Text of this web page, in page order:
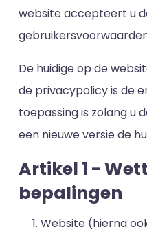
website accepteert u
De huidige op de
de privacypolicy is de
toepassing is zolang u
een nieuwe versie de
Artikel 1 -
bepalingen
Website (hierna